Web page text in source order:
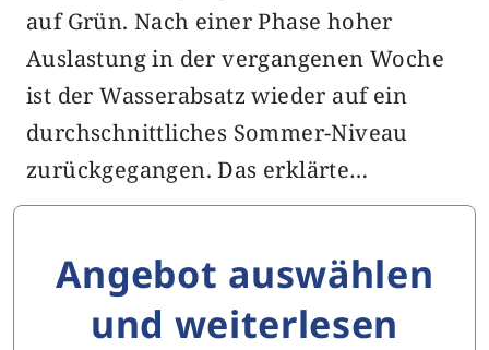
auf Grün. Nach einer Phase hoher
Auslastung in der vergangenen Woche
ist der Wasserabsatz wieder auf ein
durchschnittliches Sommer-Niveau
zurückgegangen. Das erklärte…
Angebot auswählen
und weiterlesen